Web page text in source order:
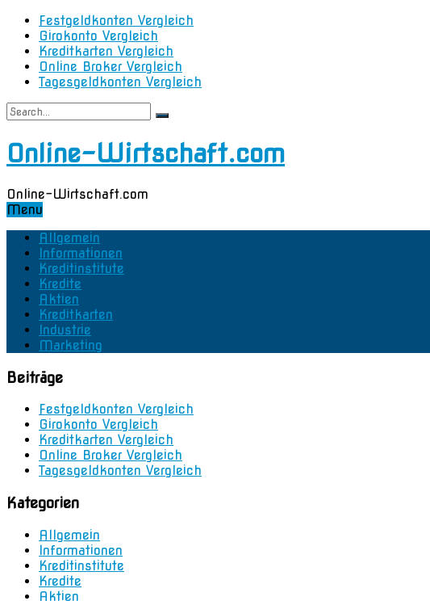
Festgeldkonten Vergleich
Girokonto Vergleich
Kreditkarten Vergleich
Online Broker Vergleich
Tagesgeldkonten Vergleich
Online-Wirtschaft.com
Online-Wirtschaft.com
Menu
Allgemein
Informationen
Kreditinstitute
Kredite
Aktien
Kreditkarten
Industrie
Marketing
Beiträge
Festgeldkonten Vergleich
Girokonto Vergleich
Kreditkarten Vergleich
Online Broker Vergleich
Tagesgeldkonten Vergleich
Kategorien
Allgemein
Informationen
Kreditinstitute
Kredite
Aktien